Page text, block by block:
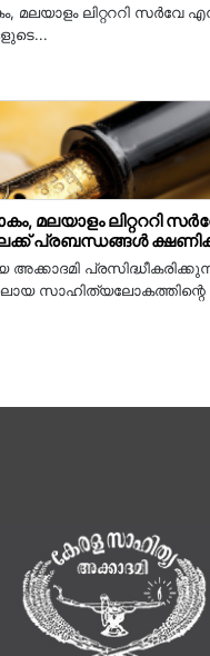
ലിറ്റററി സർവേ
മലയാളം ലിറ്റററി
പ്രബന്ധങ്ങൾ
സാഹിത്യലോകത്തിന്റെ